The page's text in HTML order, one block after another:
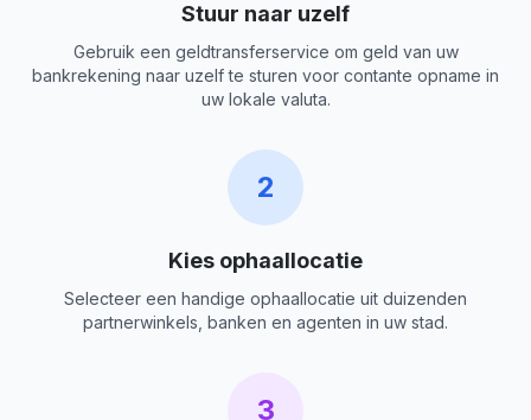
Stuur naar uzelf
Gebruik een geldtransferservice om geld van uw
bankrekening naar uzelf te sturen voor contante opname in
uw lokale valuta.
2
Kies ophaallocatie
Selecteer een handige ophaallocatie uit duizenden
partnerwinkels, banken en agenten in uw stad.
3